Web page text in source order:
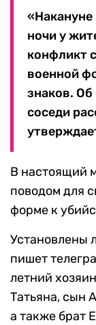
«Накануне
ночи у
конфликт
военной
знаков. Об
соседи
В настоящий
поводом для
форме к
Установлены
пишет
летний
Татьяна, сын
а также брат